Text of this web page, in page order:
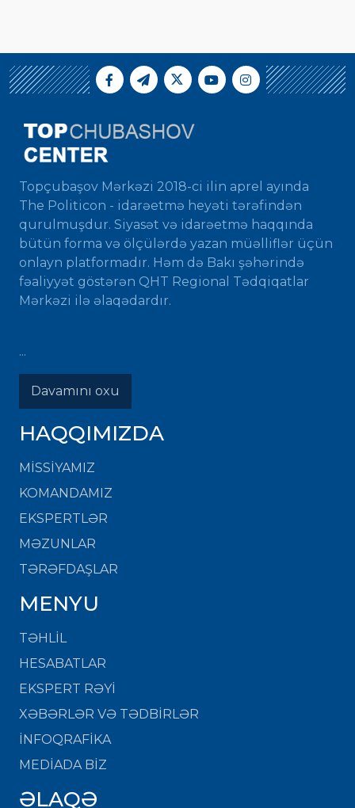
Topçubaşov Mərkəzi 2018-ci ilin aprel ayında
The Politicon - idarəetmə heyəti tərəfindən
qurulmuşdur. Siyasət və idarəetmə haqqında
bütün forma və ölçülərdə yazan müəlliflər üçün
onlayn platformadır. Həm də Bakı şəhərində
fəaliyyət göstərən QHT Regional Tədqiqatlar
Mərkəzi ilə əlaqədardır.
...
Davamını oxu
HAQQIMIZDA
MISSIYAMIZ
KOMANDAMIZ
EKSPERTLƏR
MƏZUNLAR
TƏRƏFDAŞLAR
MENYU
TƏHLİL
HESABATLAR
EKSPERT RƏYİ
XƏBƏRLƏR VƏ TƏDBİRLƏR
İNFOQRAFİKA
MEDİADA BİZ
ƏLAQƏ